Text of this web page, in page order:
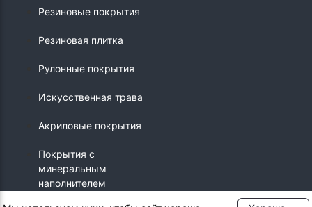
Резиновые покрытия
Резиновая плитка
Рулонные покрытия
Искусственная трава
Акриловые покрытия
Покрытия с
минеральным
наполнителем